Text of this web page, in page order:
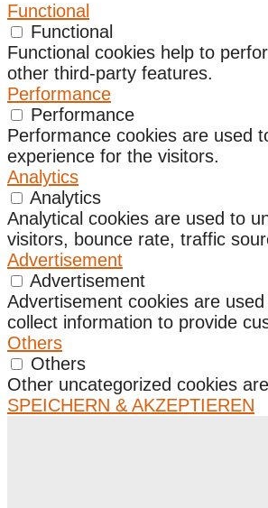
Functional
Functional
Functional cookies help to
other third-party features.
Performance
Performance
Performance cookies are used
experience for the visitors.
Analytics
Analytics
Analytical cookies are used to
visitors, bounce rate, traffic
Advertisement
Advertisement
Advertisement cookies are
collect information to provide
Others
Others
Other uncategorized cookies
SPEICHERN & AKZEPTIEREN